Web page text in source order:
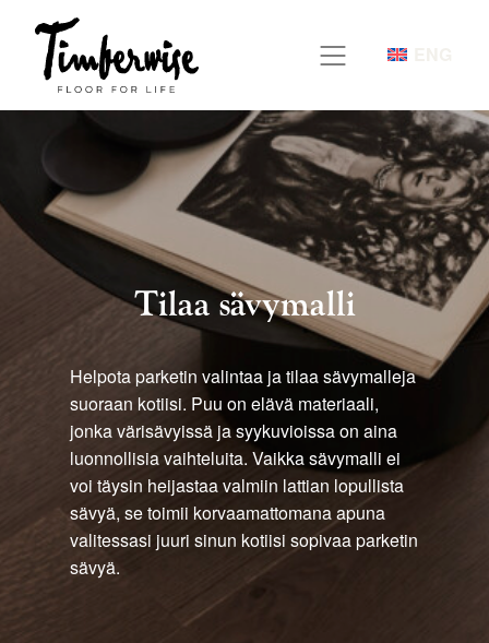
sisältöön
Tilaa sävymalli
Helpota parketin valintaa ja tilaa sävymalleja
suoraan kotiisi. Puu on elävä materiaali,
jonka värisävyissä ja syykuvioissa on aina
luonnollisia vaihteluita. Vaikka sävymalli ei
voi täysin heijastaa valmiin lattian lopullista
sävyä, se toimii korvaamattomana apuna
valitessasi juuri sinun kotiisi sopivaa parketin
sävyä.